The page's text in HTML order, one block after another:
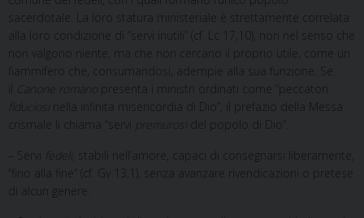
sacerdotale. La loro statura ministeriale è strettamente correlata
alla loro condizione di “servi inutili” (cf. Lc 17,10), non nel senso che
non valgono niente, ma che non cercano il proprio utile, come un
fiammifero che, consumandosi, adempie alla sua funzione. Se
presenta i ministri ordinati come “peccatori
nella infinita misericordia di Dio”, il prefazio della Messa
crismale li chiama “servi
del popolo di Dio”.
– Servi
stabili nell’amore, capaci di consegnarsi liberamente,
“fino alla fine” (cf. Gv 13,1), senza avanzare rivendicazioni o pretese
di alcun genere.